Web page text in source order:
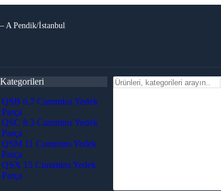
A Pendik/İstanbul
QSB 6.7 Cummins Yedek
Parça
QSC 8.3 Cummins Yedek
Parça
QSM 11 Cummins Yedek
Parça
QSX 15 Cummins Yedek
Parça